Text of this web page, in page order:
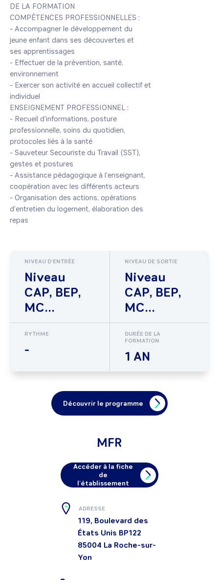
DE LA FORMATION
COMPÉTENCES PROFESSIONNELLES :
- Accompagner le développement du
jeune enfant dans ses découvertes et
ses apprentissages
- Effectuer de la prévention, santé,
environnement
- Exercer son activité en accueil collectif et
individuel
ENSEIGNEMENT PROFESSIONNEL :
- Recueil d’informations, posture
professionnelle, soins du quotidien,
protocoles liés à la santé
- Sauveteur Secouriste du Travail (SST),
gestes et postures
- Assistance pédagogique à l’enseignant,
coopération avec les différents acteurs
- Organisation des actions, opérations
d’entretien du logement, élaboration des
repas
NIVEAU D'ENTRÉE
Niveau
CAP, BEP,
MC...
NIVEAU DE SORTIE
Niveau
CAP, BEP,
MC...
RYTHME
-
DURÉE DE LA
FORMATION
1 AN
Découvrir le programme
MFR
Accéder à la fiche
de
l'établissement
ADRESSE
119, Boulevard des
États Unis BP122
85004 La Roche-sur-
Yon